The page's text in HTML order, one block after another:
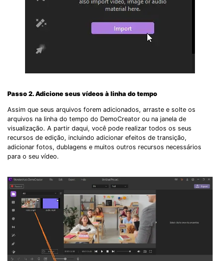
Passo 2. Adicione seus vídeos à linha do tempo
Assim que seus arquivos forem adicionados, arraste e solte os
arquivos na linha do tempo do DemoCreator ou na janela de
visualização. A partir daqui, você pode realizar todos os seus
recursos de edição, incluindo adicionar efeitos de transição,
adicionar fotos, dublagens e muitos outros recursos necessários
para o seu vídeo.